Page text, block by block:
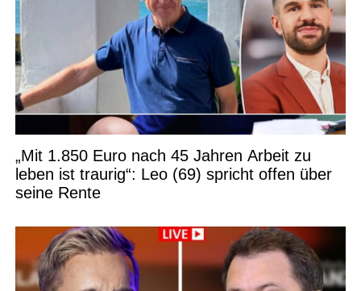
„Mit 1.850 Euro nach 45 Jahren Arbeit zu
leben ist traurig“: Leo (69) spricht offen über
seine Rente